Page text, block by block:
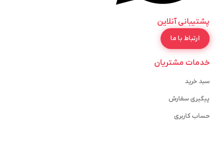
پشتیبانی آنلاین
ارتباط با ما
خدمات مشتریان
سبد خرید
پیگیری سفارش
حساب کاربری